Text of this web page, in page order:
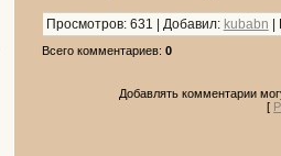
Просмотров: 631 | Добавил: kubabn |
Всего комментариев: 0
Добавлять комментарии
[